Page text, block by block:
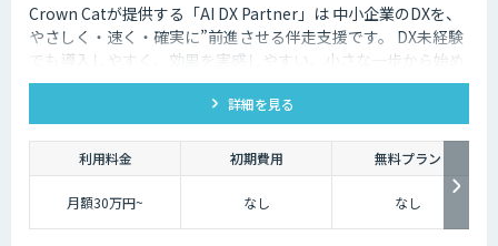
Crown Catが提供する「AI DX Partner」は 中小企業のDXを、
やさしく・速く・確実に”前進させる伴走支援です。 DX未経験
でも導入しやすく、効果を実感しやすい、小さな一歩から始め
るDX支援サービスです。 AI DX Partnerは、大手企業のDX支援
で培ったノウハウをベースに、 地方・中小企業のための“現実
的なDX”を設計・実装・運用まで一貫して支援いたします。 私
たちは、コンサル×開発×AIの力で、現場に寄り添った 『ちょ
うどいいDX』を実現します。
詳細を見る
利用料金 初期費用 無料プラン
月額30万円~ なし なし